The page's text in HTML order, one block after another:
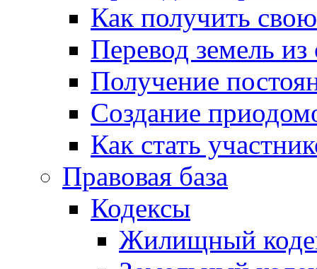
Как получить
Перевод земель
Получение
Создание
Как стать
Правовая база
Кодексы
Жилищный